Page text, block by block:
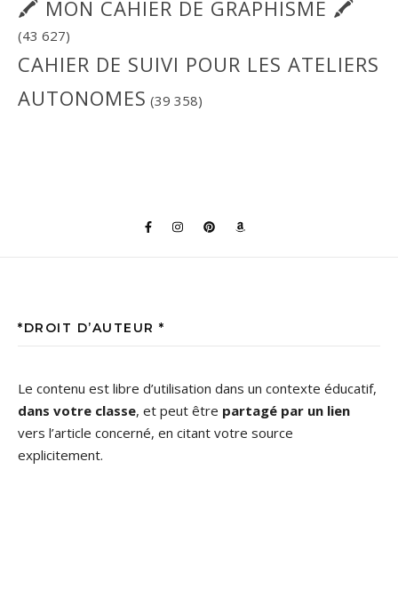
🖍 MON CAHIER DE GRAPHISME 🖍
(43 627)
CAHIER DE SUIVI POUR LES ATELIERS
AUTONOMES (39 358)
*DROIT D’AUTEUR *
Le contenu est libre d’utilisation dans un contexte éducatif,
dans votre classe, et peut être partagé par un lien
vers l’article concerné, en citant votre source
explicitement.